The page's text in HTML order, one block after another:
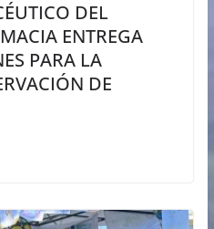
DEL
ENTREGA
PARA LA
DE